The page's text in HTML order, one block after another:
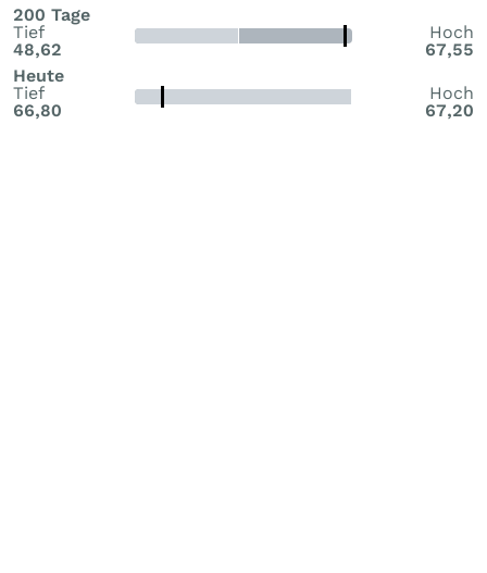
200 Tage
Tief
48,62
Hoch
67,55
Heute
Tief
66,80
Hoch
67,20